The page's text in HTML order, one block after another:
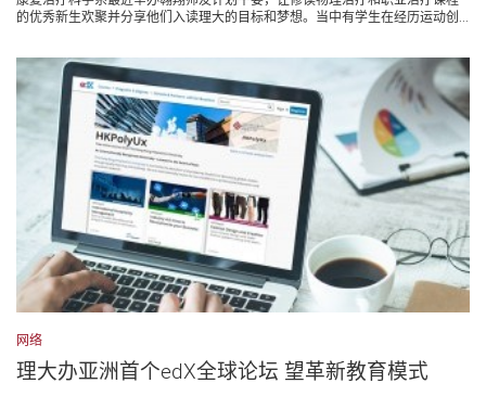
的优秀新生欢聚并分享他们入读理大的目标和梦想。当中有学生在经历运动创...
网络
理大办亚洲首个edX全球论坛 望革新教育模式